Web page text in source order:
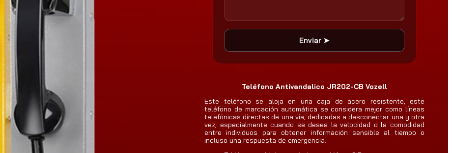
7
0
.
0
h
a
s
t
Enviar ➤
Teléfono Antivandalico JR202-CB Vozell
Este teléfono se aloja en una caja de acero resistente, este
teléfono de marcación automática se considera mejor como líneas
telefónicas directas de una vía, dedicadas a desconectar una y otra
vez, especialmente cuando se desea la velocidad o la comodidad
entre individuos para obtener información sensible al tiempo o
incluso una respuesta de emergencia.